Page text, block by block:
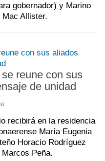
gobernador) y Marino
Allister.
reune con sus
de unidad
recibirá en la residencia
María Eugenia
Horacio Rodríguez
Peña.